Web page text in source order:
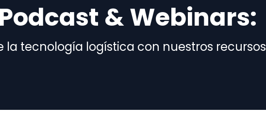
& Webinars:
la tecnología logística con nuestros recursos